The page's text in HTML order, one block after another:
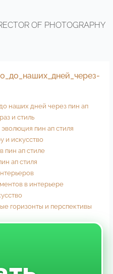
OF PHOTOGRAPHY
наших дней через пин ап
и стиль
пин ап стиля
и искусство
пин ап стиле
ап стиля
в интерьере
горизонты и перспективы